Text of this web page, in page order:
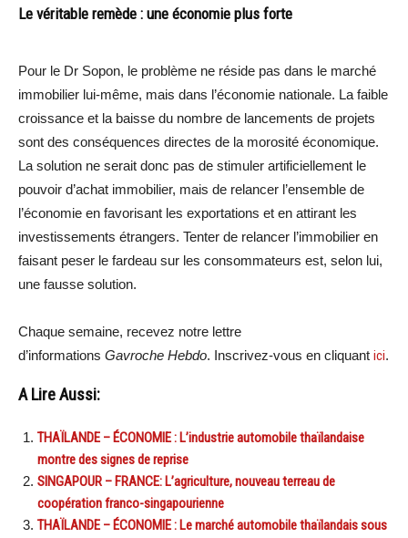
Le véritable remède : une économie plus forte
Pour le Dr Sopon, le problème ne réside pas dans le marché
immobilier lui-même, mais dans l’économie nationale. La faible
croissance et la baisse du nombre de lancements de projets
sont des conséquences directes de la morosité économique.
La solution ne serait donc pas de stimuler artificiellement le
pouvoir d’achat immobilier, mais de relancer l’ensemble de
l’économie en favorisant les exportations et en attirant les
investissements étrangers. Tenter de relancer l’immobilier en
faisant peser le fardeau sur les consommateurs est, selon lui,
une fausse solution.
Chaque semaine, recevez notre lettre
d’informations Gavroche Hebdo. Inscrivez-vous en cliquant ici.
A Lire Aussi:
THAÏLANDE – ÉCONOMIE : L’industrie automobile thaïlandaise
montre des signes de reprise
SINGAPOUR – FRANCE: L’agriculture, nouveau terreau de
coopération franco-singapourienne
THAÏLANDE – ÉCONOMIE : Le marché automobile thaïlandais sous